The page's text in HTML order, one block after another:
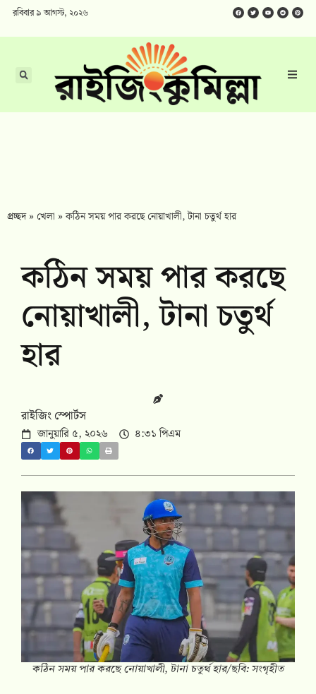
রবিবার ৯ আগস্ট, ২০২৬
প্রচ্ছদ» খেলা »কঠিন সময় পার করছে নোয়াখালী, টানা চতুর্থ হার
কঠিন সময় পার করছে
নোয়াখালী, টানা চতুর্থ
হার
রাইজিং স্পোর্টস
জানুয়ারি ৫, ২০২৬ ৪:৩১ পিএম
কঠিন সময় পার করছে নোয়াখালী, টানা চতুর্থ হার/ছবি: সংগৃহীত